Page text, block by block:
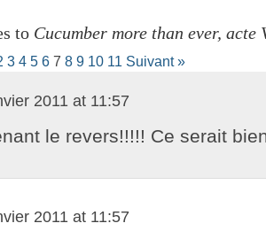
to Cucumber more than ever, acte
3 4 5 6 7 8 9 10 11 Suivant »
2011 at 11:57
le revers!!!!! Ce serait
2011 at 11:57